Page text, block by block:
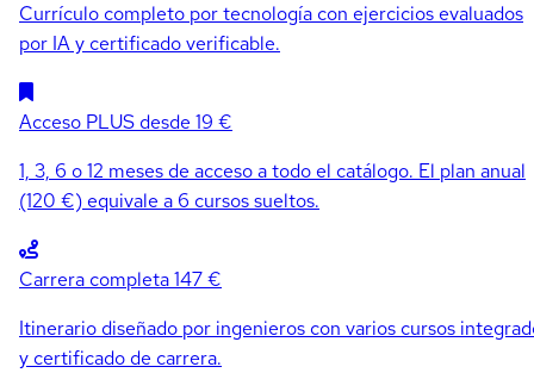
Currículo completo por tecnología con ejercicios evaluados
por IA y certificado verificable.
Acceso PLUS desde 19 €
1, 3, 6 o 12 meses de acceso a todo el catálogo. El plan anual
(120 €) equivale a 6 cursos sueltos.
Carrera completa147 €
Itinerario diseñado por ingenieros con varios cursos
y certificado de carrera.